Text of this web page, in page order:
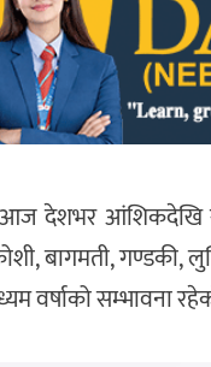
देशभर आंशिकदेखि
बागमती, गण्डकी,
वर्षाको सम्भावना